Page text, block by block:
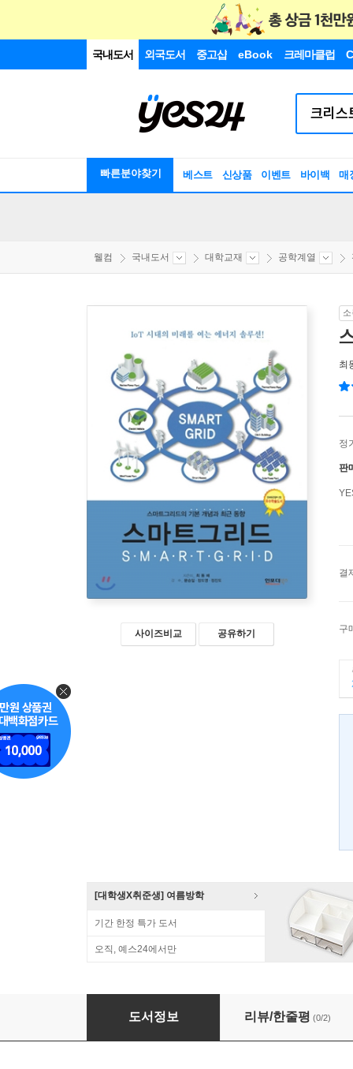
국내도서 외국도서 중고샵 eBook 크레마클럽
빠른분야찾기 베스트 신상품 이벤트 바이백 매
웰컴 국내도서 대학교재 공학계열
사이즈비교 공유하기
최
정
판
결
구
[대학생X취준생] 여름방학
기간 한정 특가 도서
오직, 예스24에서만
스마트 그리드
도서정보 리뷰/한줄평 (0/2)